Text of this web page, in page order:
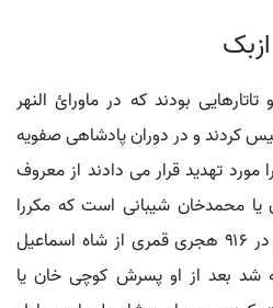
ازبک
بودند که در ماورائ النهر
کردند و در دوران پادشاهی صفویه
مورد تهدید قرار می دادند از معروف
محمدخان شیبانی است که مکررا
خراسان را بباد غارت داد، وی در ۹۱۶ هجری قمری از شاه اسماعیل
بعد از او پسرش کوچی خان یا